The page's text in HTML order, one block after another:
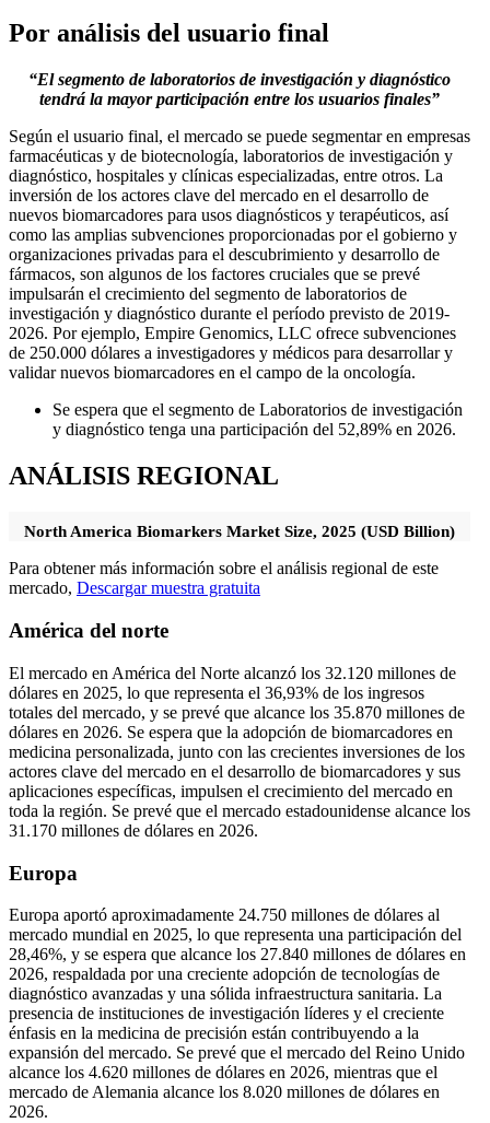
Por análisis del usuario final
“El segmento de laboratorios de investigación y diagnóstico
tendrá la mayor participación entre los usuarios finales”
Según el usuario final, el mercado se puede segmentar en empresas
farmacéuticas y de biotecnología, laboratorios de investigación y
diagnóstico, hospitales y clínicas especializadas, entre otros. La
inversión de los actores clave del mercado en el desarrollo de
nuevos biomarcadores para usos diagnósticos y terapéuticos, así
como las amplias subvenciones proporcionadas por el gobierno y
organizaciones privadas para el descubrimiento y desarrollo de
fármacos, son algunos de los factores cruciales que se prevé
impulsarán el crecimiento del segmento de laboratorios de
investigación y diagnóstico durante el período previsto de 2019-
2026. Por ejemplo, Empire Genomics, LLC ofrece subvenciones
de 250.000 dólares a investigadores y médicos para desarrollar y
validar nuevos biomarcadores en el campo de la oncología.
Se espera que el segmento de Laboratorios de investigación
y diagnóstico tenga una participación del 52,89% en 2026.
ANÁLISIS REGIONAL
North America Biomarkers Market Size, 2025 (USD Billion)
Para obtener más información sobre el análisis regional de este
mercado, Descargar muestra gratuita
América del norte
El mercado en América del Norte alcanzó los 32.120 millones de
dólares en 2025, lo que representa el 36,93% de los ingresos
totales del mercado, y se prevé que alcance los 35.870 millones de
dólares en 2026. Se espera que la adopción de biomarcadores en
medicina personalizada, junto con las crecientes inversiones de los
actores clave del mercado en el desarrollo de biomarcadores y sus
aplicaciones específicas, impulsen el crecimiento del mercado en
toda la región. Se prevé que el mercado estadounidense alcance los
31.170 millones de dólares en 2026.
Europa
Europa aportó aproximadamente 24.750 millones de dólares al
mercado mundial en 2025, lo que representa una participación del
28,46%, y se espera que alcance los 27.840 millones de dólares en
2026, respaldada por una creciente adopción de tecnologías de
diagnóstico avanzadas y una sólida infraestructura sanitaria. La
presencia de instituciones de investigación líderes y el creciente
énfasis en la medicina de precisión están contribuyendo a la
expansión del mercado. Se prevé que el mercado del Reino Unido
alcance los 4.620 millones de dólares en 2026, mientras que el
mercado de Alemania alcance los 8.020 millones de dólares en
2026.